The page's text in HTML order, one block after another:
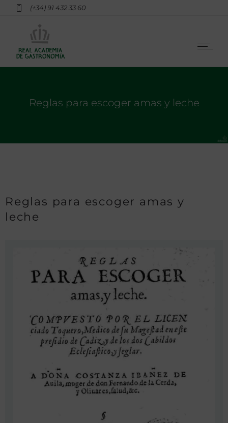
(+34) 91 432 33 60
Reglas para escoger amas y leche
Reglas para escoger amas y
leche